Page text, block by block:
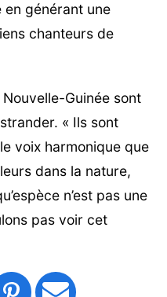
générant une
chanteurs de
Guinée sont
« Ils sont
voix harmonique que
dans la nature,
n’est pas une
pas voir cet